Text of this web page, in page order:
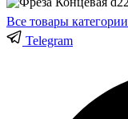
Все товары категории
Telegram